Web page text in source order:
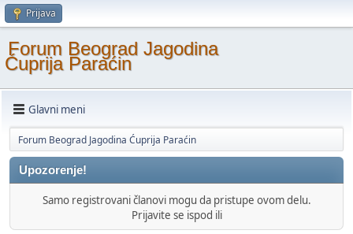
Prijava
Forum Beograd Jagodina
Ćuprija Paraćin
Glavni meni
Forum Beograd Jagodina Ćuprija Paraćin
Upozorenje!
Samo registrovani članovi mogu da pristupe ovom delu.
Prijavite se ispod ili